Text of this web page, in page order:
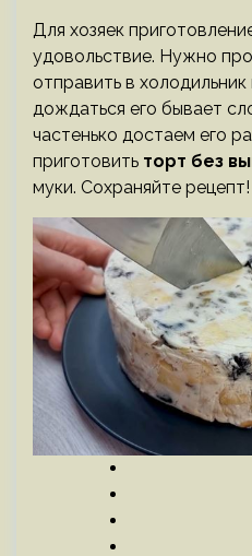
Для хозяек
удовольствие. Нужно
отправить в
дождаться его бывает
частенько достаем его
приготовить торт без
муки. Сохраняйте рецепт!